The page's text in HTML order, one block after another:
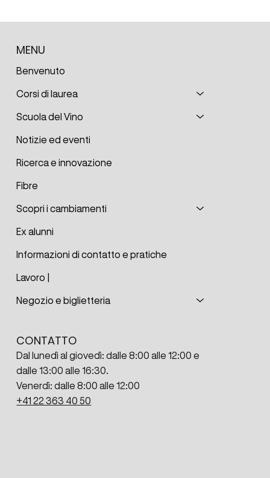
MENU
Benvenuto
Corsi di laurea
Scuola del Vino
Notizie ed eventi
Ricerca e innovazione
Fibre
Scopri i cambiamenti
Ex alunni
Informazioni di contatto e pratiche
Lavoro |
Negozio e biglietteria
CONTATTO
Dal lunedì al giovedì: dalle 8:00 alle 12:00 e
dalle 13:00 alle 16:30.
Venerdì: dalle 8:00 alle 12:00
+41 22 363 40 50